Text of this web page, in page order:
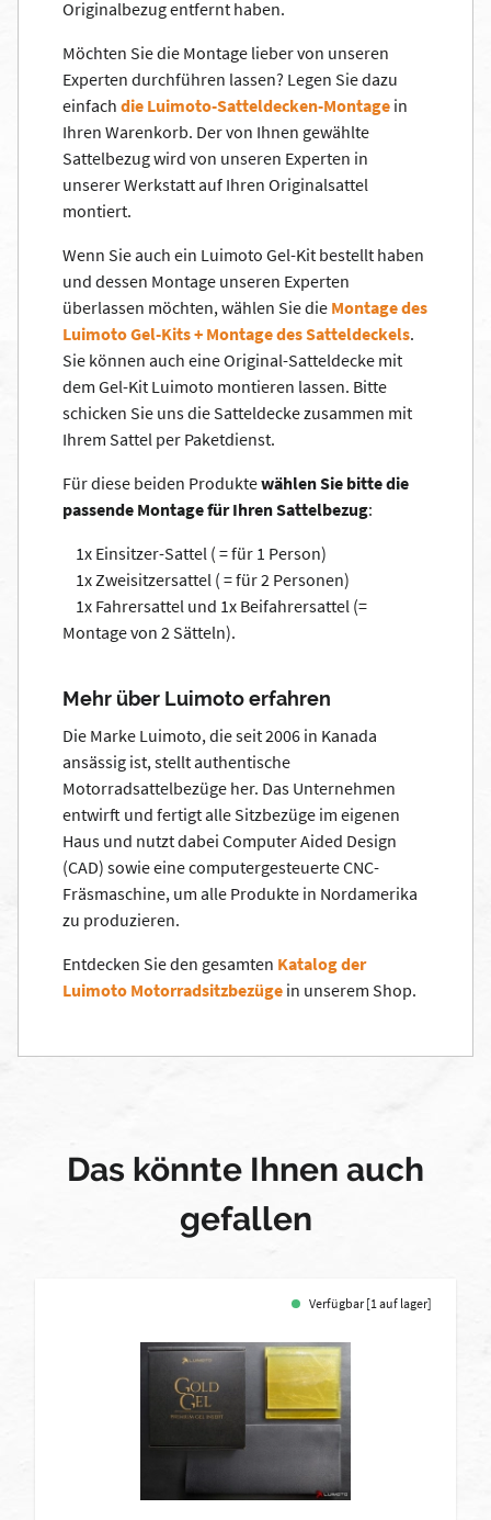
Originalbezug entfernt haben.
Möchten Sie die Montage lieber von unseren
Experten durchführen lassen? Legen Sie dazu
einfach die Luimoto-Satteldecken-Montage in
Ihren Warenkorb. Der von Ihnen gewählte
Sattelbezug wird von unseren Experten in
unserer Werkstatt auf Ihren Originalsattel
montiert.
Wenn Sie auch ein Luimoto Gel-Kit bestellt haben
und dessen Montage unseren Experten
überlassen möchten, wählen Sie die Montage des
Luimoto Gel-Kits + Montage des Satteldeckels.
Sie können auch eine Original-Satteldecke mit
dem Gel-Kit Luimoto montieren lassen. Bitte
schicken Sie uns die Satteldecke zusammen mit
Ihrem Sattel per Paketdienst.
Für diese beiden Produktewählen Sie bitte die
passende Montage für Ihren Sattelbezug:
1x Einsitzer-Sattel ( = für 1 Person)
1x Zweisitzersattel ( = für 2 Personen)
1x Fahrersattel und 1x Beifahrersattel (=
Montage von 2 Sätteln).
Mehr über Luimoto erfahren
Die Marke Luimoto, die seit 2006 in Kanada
ansässig ist, stellt authentische
Motorradsattelbezüge her. Das Unternehmen
entwirft und fertigt alle Sitzbezüge im eigenen
Haus und nutzt dabei Computer Aided Design
(CAD) sowie eine computergesteuerte CNC-
Fräsmaschine, um alle Produkte in Nordamerika
zu produzieren.
Entdecken Sie den gesamten Katalog der
Luimoto Motorradsitzbezüge in unserem Shop.
Das könnte Ihnen auch
gefallen
Verfügbar [1 auf lager]